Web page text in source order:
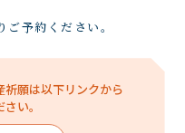
ご予約ください。
願は以下リンクから
い。